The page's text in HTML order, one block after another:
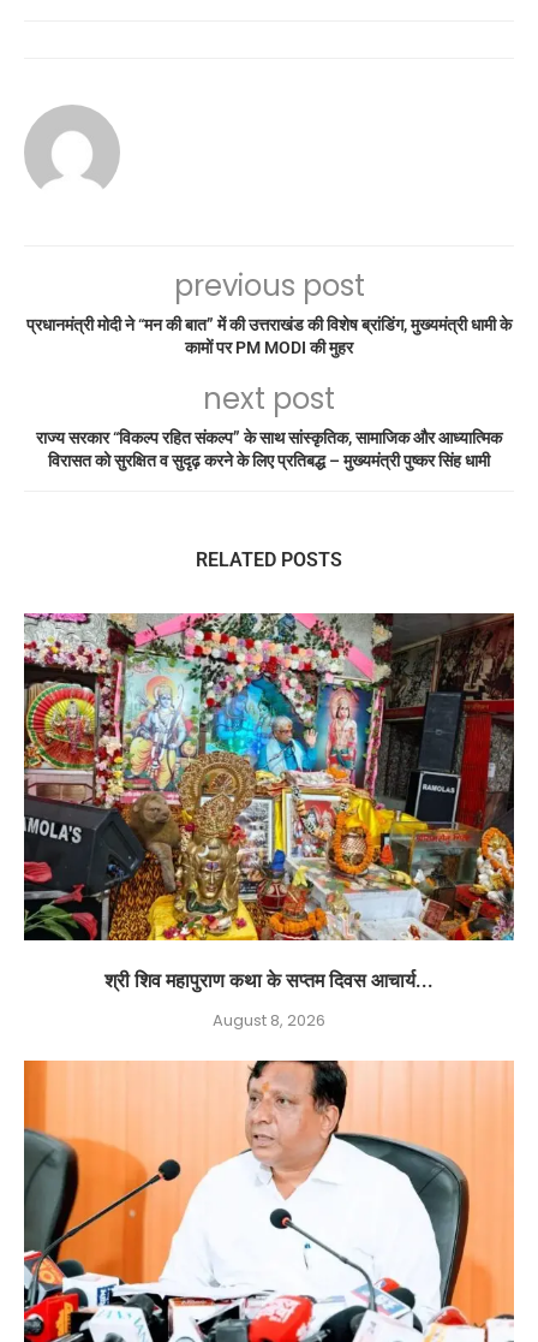
previous post
प्रधानमंत्री मोदी ने “मन की बात” में की उत्तराखंड की विशेष ब्रांडिंग, मुख्यमंत्री धामी के
कामों पर PM MODI की मुहर
next post
राज्य सरकार “विकल्प रहित संकल्प” के साथ सांस्कृतिक, सामाजिक और आध्यात्मिक
विरासत को सुरक्षित व सुदृढ़ करने के लिए प्रतिबद्ध – मुख्यमंत्री पुष्कर सिंह धामी
RELATED POSTS
श्री शिव महापुराण कथा के सप्तम दिवस आचार्य...
August 8, 2026